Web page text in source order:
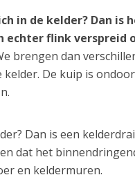
in de kelder? Dan
flink verspreid
brengen dan
De kuip is
Dan is een
dat het
en keldermuren.